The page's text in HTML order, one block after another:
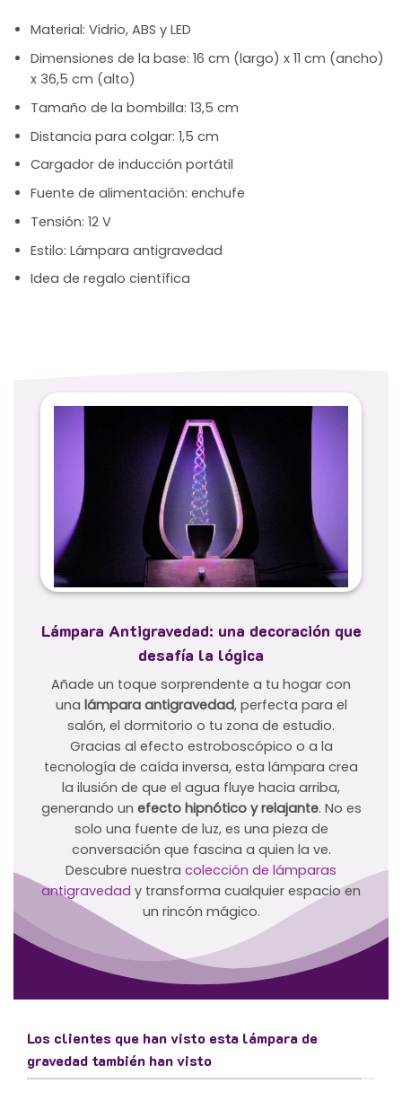
Material: Vidrio, ABS y LED
Dimensiones de la base: 16 cm (largo) x 11 cm (ancho)
x 36,5 cm (alto)
Tamaño de la bombilla: 13,5 cm
Distancia para colgar: 1,5 cm
Cargador de inducción portátil
Fuente de alimentación: enchufe
Tensión: 12 V
Estilo: Lámpara antigravedad
Idea de regalo científica
Lámpara Antigravedad: una decoración que
desafía la lógica
Añade un toque sorprendente a tu hogar con
una lámpara antigravedad, perfecta para el
salón, el dormitorio o tu zona de estudio.
Gracias al efecto estroboscópico o a la
tecnología de caída inversa, esta lámpara crea
la ilusión de que el agua fluye hacia arriba,
generando un efecto hipnótico y relajante. No es
solo una fuente de luz, es una pieza de
conversación que fascina a quien la ve.
Descubre nuestra colección de lámparas
antigravedad y transforma cualquier espacio en
un rincón mágico.
Los clientes que han visto esta lámpara de
gravedad también han visto